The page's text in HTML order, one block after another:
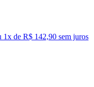
1x de R$ 142,90 sem juros